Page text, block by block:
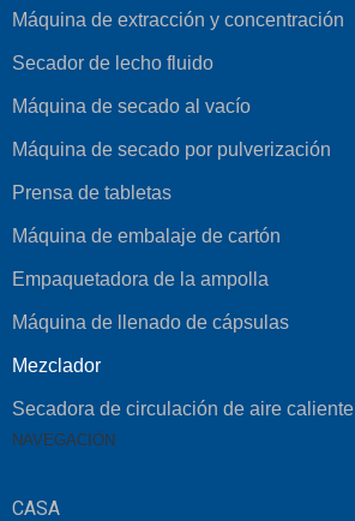
Máquina de extracción y concentración
Secador de lecho fluido
Máquina de secado al vacío
Máquina de secado por pulverización
Prensa de tabletas
Máquina de embalaje de cartón
Empaquetadora de la ampolla
Máquina de llenado de cápsulas
Mezclador
Secadora de circulación de aire caliente
NAVEGACIÓN
CASA